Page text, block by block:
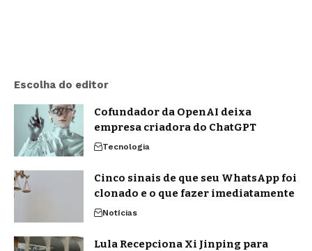
Escolha do editor
Cofundador da OpenAI deixa
empresa criadora do ChatGPT
Tecnologia
Cinco sinais de que seu WhatsApp foi
clonado e o que fazer imediatamente
Notícias
Lula Recepciona Xi Jinping para